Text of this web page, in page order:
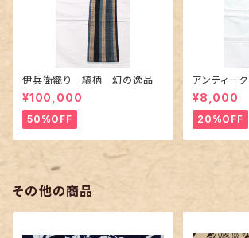
伊兵衛織り 縞柄 幻の逸品
¥100,000
50%OFF
アンティー
紋に短冊柄
¥8,000
20%OFF
その他の商品